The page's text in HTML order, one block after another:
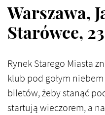
Warszawa,
Starówce,
Rynek Starego Miasta
klub pod gołym
biletów, żeby stanąć
startują wieczorem, a